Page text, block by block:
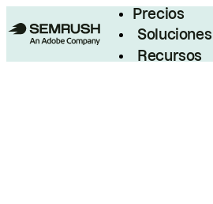
Precios
Soluciones
Recursos